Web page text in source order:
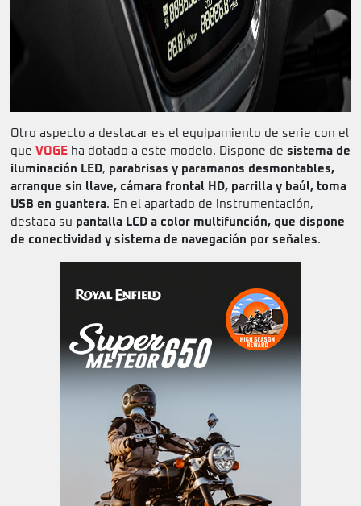
Otro aspecto a destacar es el equipamiento de serie con el
que VOGE ha dotado a este modelo. Dispone de sistema de
iluminación LED, parabrisas y paramanos desmontables,
arranque sin llave, cámara frontal HD, parrilla y baúl, toma
USB en guantera. En el apartado de instrumentación,
destaca su pantalla LCD a color multifunción, que dispone
de conectividad y sistema de navegación por señales.